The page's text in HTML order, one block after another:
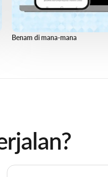
Benam di mana-mana